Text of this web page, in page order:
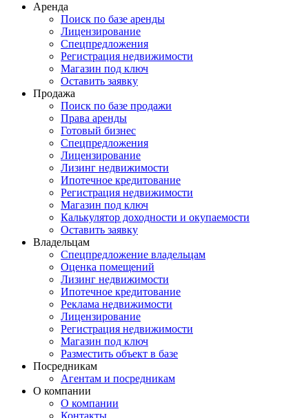
Аренда
Поиск по базе аренды
Лицензирование
Спецпредложения
Регистрация недвижимости
Магазин под ключ
Оставить заявку
Продажа
Поиск по базе продажи
Права аренды
Готовый бизнес
Спецпредложения
Лицензирование
Лизинг недвижимости
Ипотечное кредитование
Регистрация недвижимости
Магазин под ключ
Калькулятор доходности и окупаемости
Оставить заявку
Владельцам
Спецпредложение владельцам
Оценка помещений
Лизинг недвижимости
Ипотечное кредитование
Реклама недвижимости
Лицензирование
Регистрация недвижимости
Магазин под ключ
Разместить объект в базе
Посредникам
Агентам и посредникам
О компании
О компании